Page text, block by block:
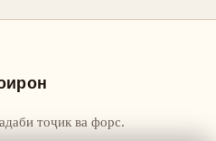
тоҷик ва форс.